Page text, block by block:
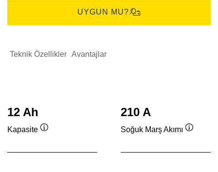
UYGUN MU?
Teknik Özellikler Avantajlar
12 Ah
Kapasite
210 A
Soğuk Marş Akımı